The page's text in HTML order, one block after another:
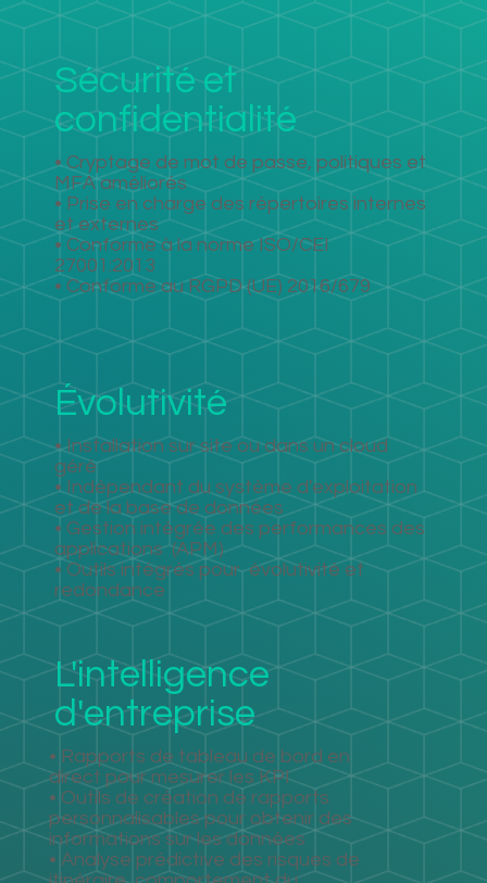
Sécurité et
confidentialité
• Cryptage de mot de passe, politiques et
MFA améliorés
• Prise en charge des répertoires internes
et externes
• Conforme à la norme ISO/CEI
27001:2013
• Conforme au RGPD (UE) 2016/679
Évolutivité
• Installation sur site ou dans un cloud
géré
• Indépendant du système d'exploitation
et de la base de données
• Gestion intégrée des performances des
applications (APM)
• Outils intégrés pour évolutivité et
redondance
L'intelligence
d'entreprise
• Rapports de tableau de bord en
direct pour mesurer les KPI
• Outils de création de rapports
personnalisables pour obtenir des
informations sur les données
• Analyse prédictive des risques de